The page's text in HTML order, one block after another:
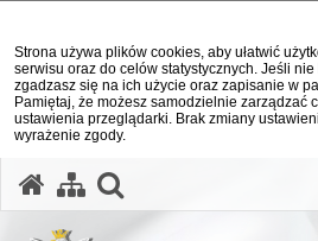
Strona używa plików cookies, aby ułatwić
serwisu oraz do celów statystycznych. Jeśli
zgadzasz się na ich użycie oraz zapisanie w
Pamiętaj, że możesz samodzielnie zarządzać
ustawienia przeglądarki. Brak zmiany
wyrażenie zgody.